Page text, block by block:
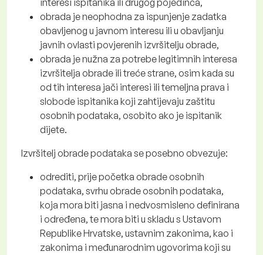
interesi ispitanika ili drugog pojedinca,
obrada je neophodna za ispunjenje zadatka
obavljenog u javnom interesu ili u obavljanju
javnih ovlasti povjerenih izvršitelju obrade,
obrada je nužna za potrebe legitimnih interesa
izvršitelja obrade ili treće strane, osim kada su
od tih interesa jači interesi ili temeljna prava i
slobode ispitanika koji zahtijevaju zaštitu
osobnih podataka, osobito ako je ispitanik
dijete.
Izvršitelj obrade podataka se posebno obvezuje:
odrediti, prije početka obrade osobnih
podataka, svrhu obrade osobnih podataka,
koja mora biti jasna i nedvosmisleno definirana
i određena, te mora biti u skladu s Ustavom
Republike Hrvatske, ustavnim zakonima, kao i
zakonima i međunarodnim ugovorima koji su